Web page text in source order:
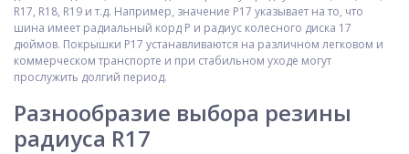
R17, R18, R19 и т.д. Например, значение Р17 указывает на то, что
шина имеет радиальный корд Р и радиус колесного диска 17
дюймов. Покрышки Р17 устанавливаются на различном легковом и
коммерческом транспорте и при стабильном уходе могут
прослужить долгий период.
Разнообразие выбора резины
радиуса R17